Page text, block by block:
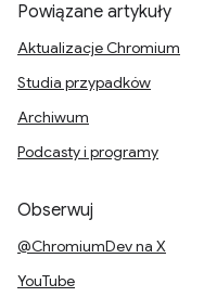
Powiązane artykuły
Aktualizacje Chromium
Studia przypadków
Archiwum
Podcasty i programy
Obserwuj
@ChromiumDev na X
YouTube